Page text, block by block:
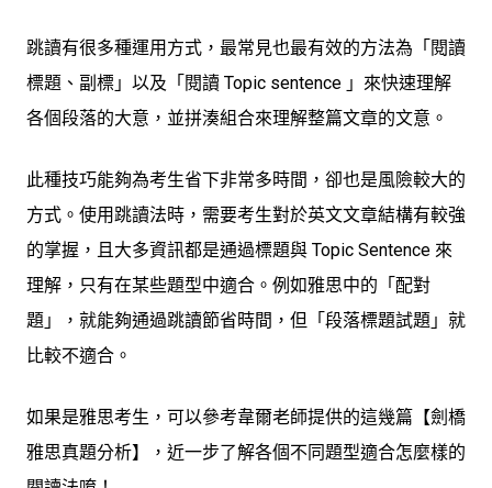
跳讀有很多種運用方式，最常見也最有效的方法為「閱讀
標題、副標」以及「閱讀 Topic sentence 」來快速理解
各個段落的大意，並拼湊組合來理解整篇文章的文意。
此種技巧能夠為考生省下非常多時間，卻也是風險較大的
方式。使用跳讀法時，需要考生對於英文文章結構有較強
的掌握，且大多資訊都是通過標題與 Topic Sentence 來
理解，只有在某些題型中適合。例如雅思中的「配對
題」，就能夠通過跳讀節省時間，但「段落標題試題」就
比較不適合。
如果是雅思考生，可以參考韋爾老師提供的這幾篇【劍橋
雅思真題分析】，近一步了解各個不同題型適合怎麼樣的